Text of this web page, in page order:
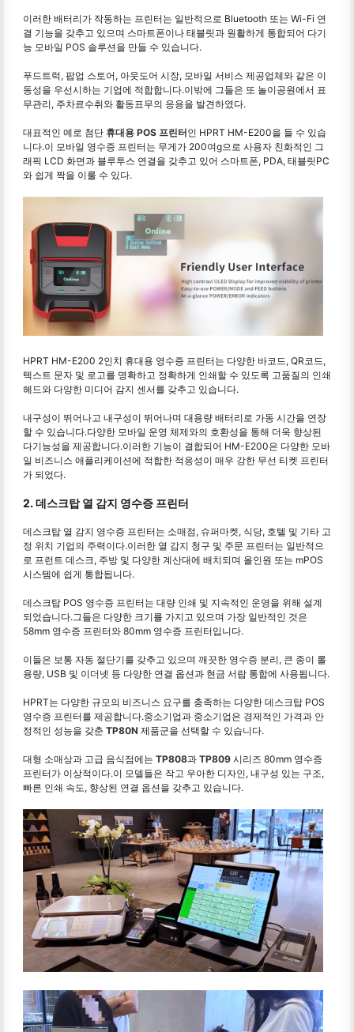
이러한 배터리가 작동하는 프린터는 일반적으로 Bluetooth 또는 Wi-Fi 연
결 기능을 갖추고 있으며 스마트폰이나 태블릿과 원활하게 통합되어 다기
능 모바일 POS 솔루션을 만들 수 있습니다.
푸드트럭, 팝업 스토어, 아웃도어 시장, 모바일 서비스 제공업체와 같은 이
동성을 우선시하는 기업에 적합합니다.이밖에 그들은 또 놀이공원에서 표
무관리, 주차료수취와 활동표무의 응용을 발견하였다.
대표적인 예로 첨단 휴대용 POS 프린터인 HPRT HM-E200을 들 수 있습
니다.이 모바일 영수증 프린터는 무게가 200여g으로 사용자 친화적인 그
래픽 LCD 화면과 블루투스 연결을 갖추고 있어 스마트폰, PDA, 태블릿PC
와 쉽게 짝을 이룰 수 있다.
HPRT HM-E200 2인치 휴대용 영수증 프린터는 다양한 바코드, QR코드,
텍스트 문자 및 로고를 명확하고 정확하게 인쇄할 수 있도록 고품질의 인쇄
헤드와 다양한 미디어 감지 센서를 갖추고 있습니다.
내구성이 뛰어나고 내구성이 뛰어나며 대용량 배터리로 가동 시간을 연장
할 수 있습니다.다양한 모바일 운영 체제와의 호환성을 통해 더욱 향상된
다기능성을 제공합니다.이러한 기능이 결합되어 HM-E200은 다양한 모바
일 비즈니스 애플리케이션에 적합한 적응성이 매우 강한 무선 티켓 프린터
가 되었다.
2. 데스크탑 열 감지 영수증 프린터
데스크탑 열 감지 영수증 프린터는 소매점, 슈퍼마켓, 식당, 호텔 및 기타 고
정 위치 기업의 주력이다.이러한 열 감지 청구 및 주문 프린터는 일반적으
로 프런트 데스크, 주방 및 다양한 계산대에 배치되며 올인원 또는 mPOS
시스템에 쉽게 통합됩니다.
데스크탑 POS 영수증 프린터는 대량 인쇄 및 지속적인 운영을 위해 설계
되었습니다.그들은 다양한 크기를 가지고 있으며 가장 일반적인 것은
58mm 영수증 프린터와 80mm 영수증 프린터입니다.
이들은 보통 자동 절단기를 갖추고 있으며 깨끗한 영수증 분리, 큰 종이 롤
용량, USB 및 이더넷 등 다양한 연결 옵션과 현금 서랍 통합에 사용됩니다.
HPRT는 다양한 규모의 비즈니스 요구를 충족하는 다양한 데스크탑 POS
영수증 프린터를 제공합니다.중소기업과 중소기업은 경제적인 가격과 안
정적인 성능을 갖춘 TP80N 제품군을 선택할 수 있습니다.
대형 소매상과 고급 음식점에는 TP808과 TP809 시리즈 80mm 영수증
프린터가 이상적이다.이 모델들은 작고 우아한 디자인, 내구성 있는 구조,
빠른 인쇄 속도, 향상된 연결 옵션을 갖추고 있습니다.